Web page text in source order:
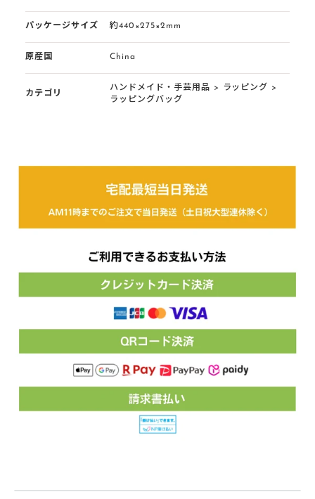
パッケージサイズ 約440×275×2mm
原産国 China
カテゴリ
ハンドメイド・手芸用品 > ラッピング
>
ラッピングバッグ